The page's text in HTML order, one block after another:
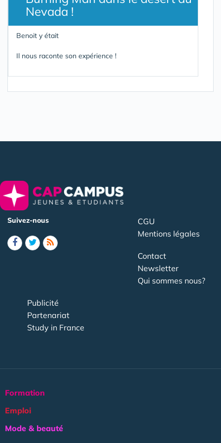
Nevada !
Benoit y était
Il nous raconte son expérience !
Suivez-nous
CGU
Mentions légales
Contact
Newsletter
Qui sommes nous?
Publicité
Partenariat
Study in France
Formation
Emploi
Mode & beauté